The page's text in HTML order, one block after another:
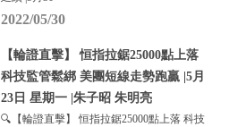
2022/05/30
【輪證直擊】 恒指拉鋸25000點上落
科技監管鬆綁 美團短線走勢跑贏 |5月
23日 星期一 |朱子昭 朱明亮
🔍【輪證直擊】 恒指拉鋸25000點上落 科技